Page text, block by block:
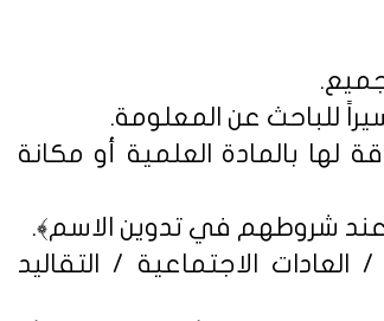
لها بالمادة العلمية أو مكانة
الاجتماعية / التقاليد